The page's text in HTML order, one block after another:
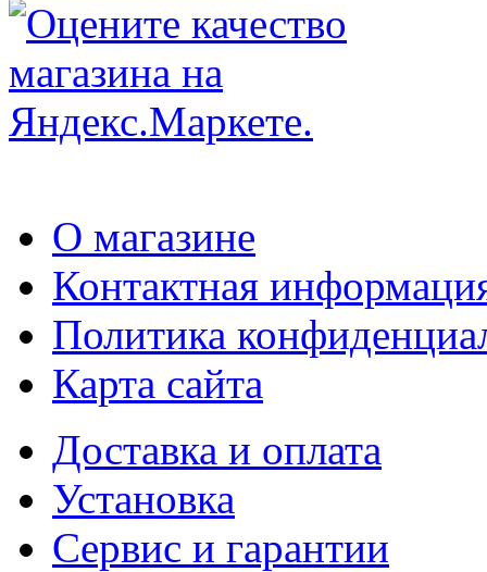
О магазине
Контактная
Политика
Карта сайта
Доставка и оплата
Установка
Сервис и гарантии